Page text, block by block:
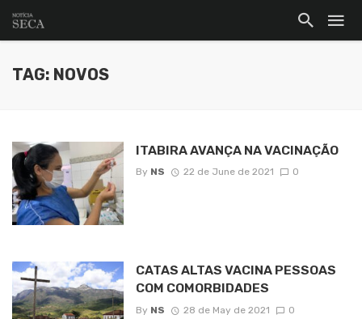
TAG: NOVOS
ITABIRA AVANÇA NA VACINAÇÃO
By NS 22 de June de 2021 0
CATAS ALTAS VACINA PESSOAS
COM COMORBIDADES
By NS 28 de May de 2021 0